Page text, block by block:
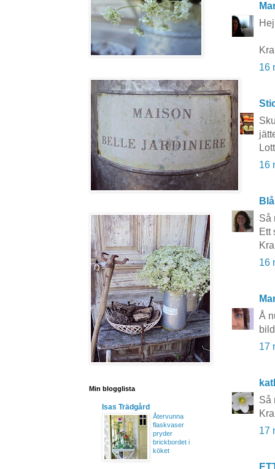
16
16
Så
Ett
16
Å
17
Så
17
Min blogglista
Isas Trädgård
Återvunna
flaskvaser
pryder
brickbordet i
köket